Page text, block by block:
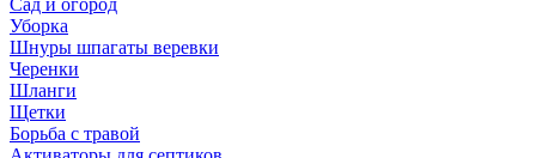
Сад и огород
Уборка
Шнуры шпагаты веревки
Черенки
Шланги
Щетки
Борьба с травой